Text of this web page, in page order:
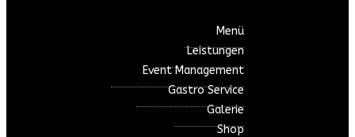
Menü
Leistungen
Event Management
Gastro Service
Galerie
Shop